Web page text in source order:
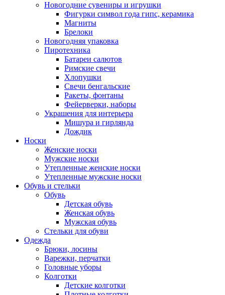
Новогодние сувениры и игрушки
Фигурки символ года гипс, керамика
Магниты
Брелоки
Новогодняя упаковка
Пиротехника
Батареи салютов
Римские свечи
Хлопушки
Свечи бенгальские
Ракеты, фонтаны
Фейерверки, наборы
Украшения для интерьера
Мишура и гирлянда
Дождик
Носки
Женские носки
Мужские носки
Утепленные женские носки
Утепленные мужские носки
Обувь и стельки
Обувь
Детская обувь
Женская обувь
Мужская обувь
Стельки для обуви
Одежда
Брюки, лосины
Варежки, перчатки
Головные уборы
Колготки
Детские колготки